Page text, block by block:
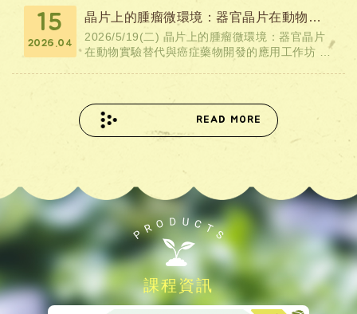
15
2026.04
晶片上的腫瘤微環境：器官晶片在動物實驗替代與癌症藥物開發的應用工作坊 (115/...
2026/5/19(二) 晶片上的腫瘤微環境：器官晶片
在動物實驗替代與癌症藥物開發的應用工作坊 時
READ MORE
課程資訊